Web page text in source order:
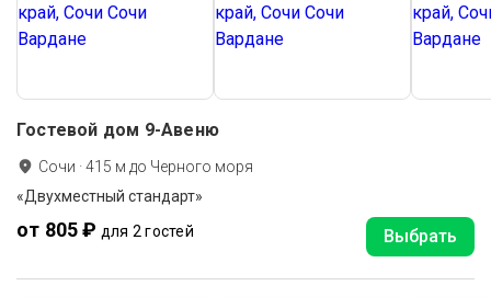
Гостевой дом 9-Авеню
Сочи ·415 м до Черного моря
«Двухместный стандарт»
от 805 ₽ для 2 гостей Выбрать